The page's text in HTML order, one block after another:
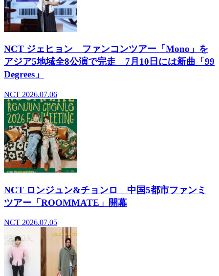
NCT ジェヒョン ファンコンツアー「Mono」を
アジア5地域全8公演で完走 7月10日には新曲「99
Degrees」
NCT 2026.07.06
NCT ロンジュン&チョンロ 中国5都市ファンミ
ツアー「ROOMMATE」開幕
NCT 2026.07.05